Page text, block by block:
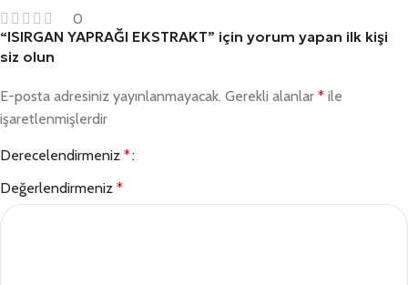
0
“ISIRGAN YAPRAĞI EKSTRAKT” için yorum yapan ilk kişi
siz olun
E-posta adresiniz yayınlanmayacak. Gerekli alanlar * ile
işaretlenmişlerdir
Derecelendirmeniz *
Değerlendirmeniz *